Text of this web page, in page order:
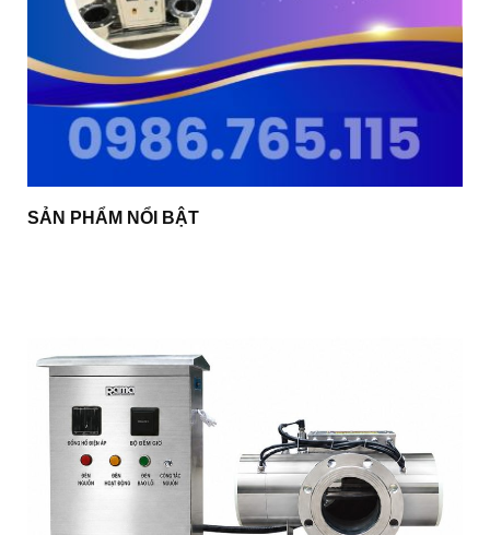
SẢN PHẨM NỔI BẬT